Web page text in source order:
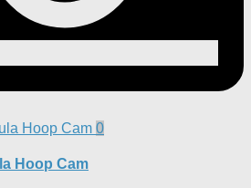
0
Hoop Cam